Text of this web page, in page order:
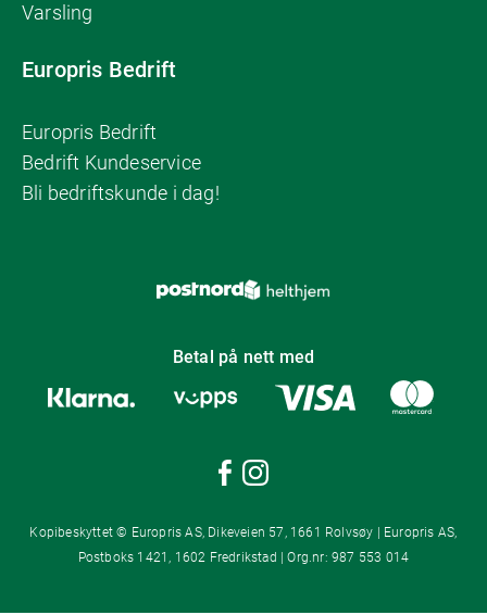
Varsling
Europris Bedrift
Europris Bedrift
Bedrift Kundeservice
Bli bedriftskunde i dag!
Betal på nett med
Kopibeskyttet © Europris AS, Dikeveien 57, 1661 Rolvsøy | Europris AS,
Postboks 1421, 1602 Fredrikstad | Org.nr: 987 553 014